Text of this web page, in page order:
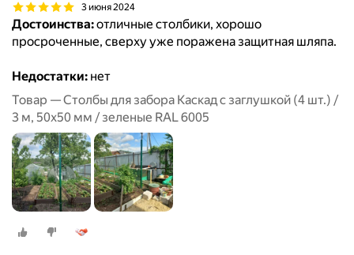
3 июня 2024
Достоинства:отличные столбики, хорошо
просроченные, сверху уже поражена защитная шляпа.
Недостатки: нет
Товар — Столбы для забора Каскад с заглушкой (4 шт.) /
3 м, 50х50 мм / зеленые RAL 6005